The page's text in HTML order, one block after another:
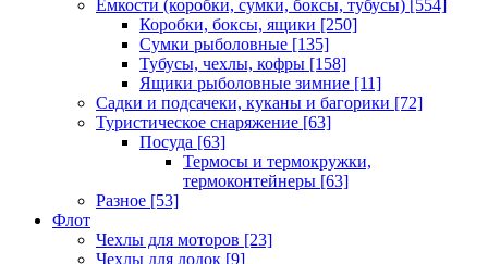
Емкости (коробки, сумки, боксы, тубусы) [554]
Коробки, боксы, ящики [250]
Сумки рыболовные [135]
Тубусы, чехлы, кофры [158]
Ящики рыболовные зимние [11]
Садки и подсачеки, куканы и багорики [72]
Туристическое снаряжение [63]
Посуда [63]
Термосы и термокружки,
термоконтейнеры [63]
Разное [53]
Флот
Чехлы для моторов [23]
Чехлы для лодок [9]